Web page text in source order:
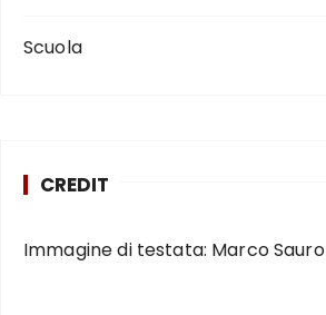
Scuola
CREDIT
Immagine di testata: Marco Sauro